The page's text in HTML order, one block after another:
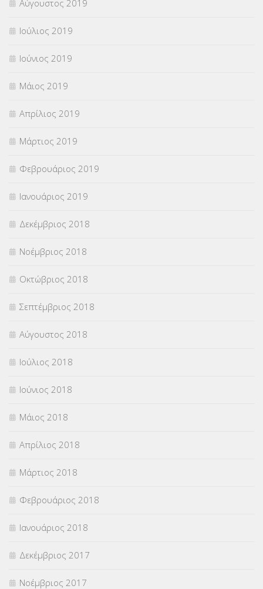
Αύγουστος 2019
Ιούλιος 2019
Ιούνιος 2019
Μάιος 2019
Απρίλιος 2019
Μάρτιος 2019
Φεβρουάριος 2019
Ιανουάριος 2019
Δεκέμβριος 2018
Νοέμβριος 2018
Οκτώβριος 2018
Σεπτέμβριος 2018
Αύγουστος 2018
Ιούλιος 2018
Ιούνιος 2018
Μάιος 2018
Απρίλιος 2018
Μάρτιος 2018
Φεβρουάριος 2018
Ιανουάριος 2018
Δεκέμβριος 2017
Νοέμβριος 2017